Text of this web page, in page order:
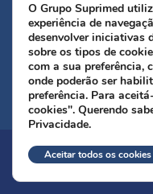
Direitos do
Política de
Encarregado
Pessoais (DPO):
© Grupo
O Grupo Suprimed
experiência de
desenvolver iniciativas
sobre os tipos de
com a sua preferência,
onde poderão ser
preferência. Para
cookies". Querendo
Privacidade.
Aceitar todos os cookies